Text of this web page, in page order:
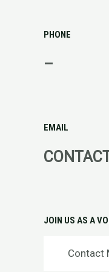
PHONE
–
EMAIL
JOIN US AS A
Contact